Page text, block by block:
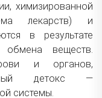
химизированной
лекарств) и
в результате
обмена веществ.
и органов,
детокс —
системы.